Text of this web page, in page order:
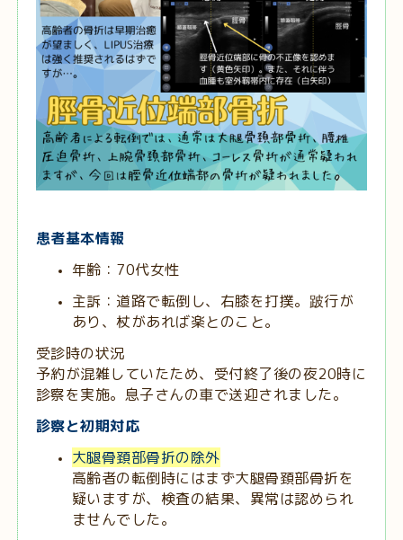
患者基本情報
年齢：70代女性
主訴：道路で転倒し、右膝を打撲。跛行が
あり、杖があれば楽とのこと。
受診時の状況
予約が混雑していたため、受付終了後の夜20時に
診察を実施。息子さんの車で送迎されました。
診察と初期対応
大腿骨頚部骨折の除外
高齢者の転倒時にはまず大腿骨頚部骨折を
疑いますが、検査の結果、異常は認められ
ませんでした。